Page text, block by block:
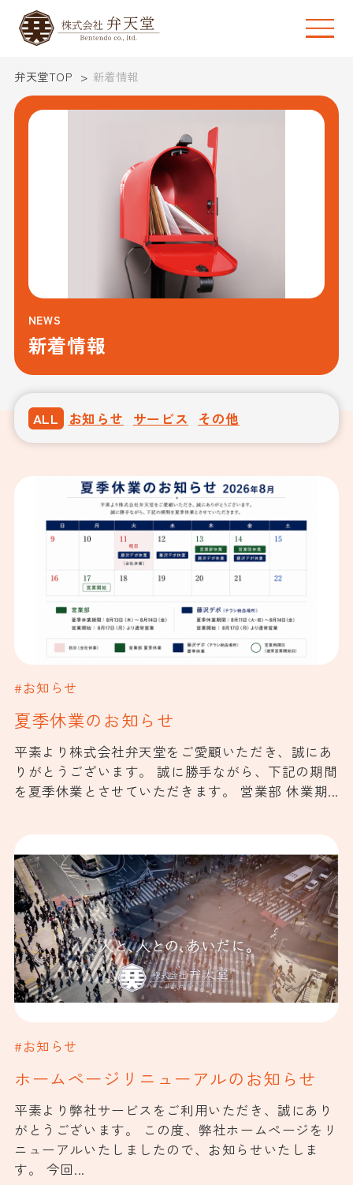
弁天堂TOP 新着情報
NEWS
新着情報
ALL お知らせ サービス その他
#お知らせ
夏季休業のお知らせ
平素より株式会社弁天堂をご愛顧いただき、誠にあ
りがとうございます。 誠に勝手ながら、下記の期間
を夏季休業とさせていただきます。 営業部 休業期...
#お知らせ
ホームページリニューアルのお知らせ
平素より弊社サービスをご利用いただき、誠にあり
がとうございます。 この度、弊社ホームページをリ
ニューアルいたしましたので、お知らせいたしま
す。 今回...